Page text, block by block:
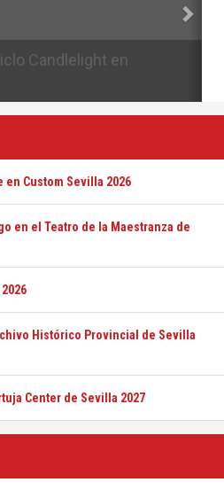
Candlelight en
en Custom Sevilla 2026
en el Teatro de la Maestranza de
Histórico Provincial de Sevilla
Center de Sevilla 2027